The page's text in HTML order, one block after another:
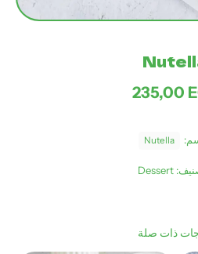
235,00
Nutella
Dessert
ذات صلة